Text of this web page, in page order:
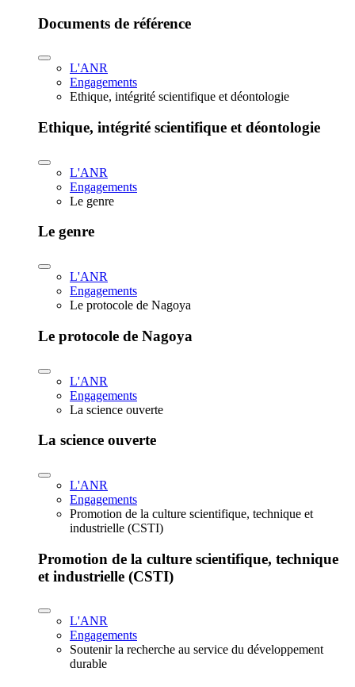
Documents de référence
L'ANR
Engagements
Ethique, intégrité scientifique et déontologie
Ethique, intégrité scientifique et déontologie
L'ANR
Engagements
Le genre
Le genre
L'ANR
Engagements
Le protocole de Nagoya
Le protocole de Nagoya
L'ANR
Engagements
La science ouverte
La science ouverte
L'ANR
Engagements
Promotion de la culture scientifique, technique et
industrielle (CSTI)
Promotion de la culture scientifique, technique
et industrielle (CSTI)
L'ANR
Engagements
Soutenir la recherche au service du développement
durable